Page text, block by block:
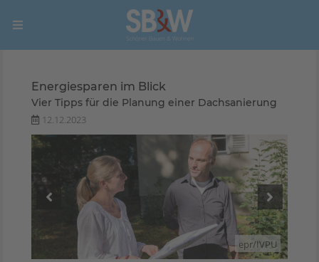
Energiesparen im Blick
Vier Tipps für die Planung einer Dachsanierung
12.12.2023
epr/IVPU